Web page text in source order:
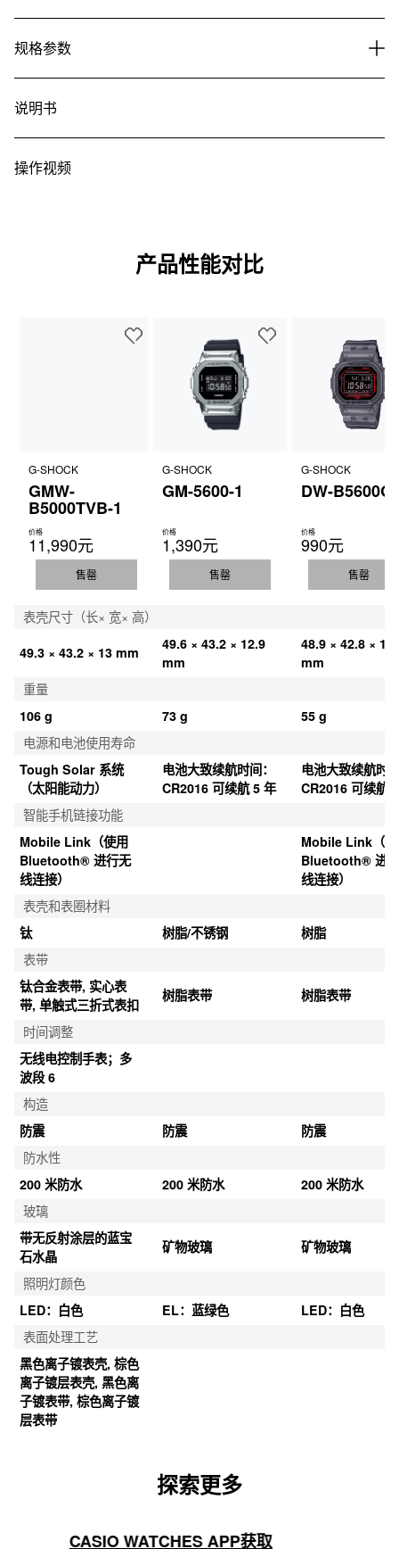
规格参数
说明书
操作视频
产品性能对比
G-SHOCK
GMW-
B5000TVB-1
价格
11,990元
售罄
G-SHOCK
GM-5600-1
价格
1,390元
售罄
G-SHOCK
DW-
价格
990元
售罄
表壳尺寸（长× 宽× 高）
49.3 × 43.2 × 13 mm
49.6 × 43.2 × 12.9
mm
48.9 × 42.8 ×
mm
重量
106 g
73 g
55 g
电源和电池使用寿命
Tough Solar 系统
（太阳能动力）
电池大致续航时间：
CR2016 可续航 5 年
电池大致续航时
CR2016 可续航
智能手机链接功能
Mobile Link（使用
Bluetooth® 进行无
线连接）
Mobile Link（
Bluetooth® 进
线连接）
表壳和表圈材料
钛
树脂/不锈钢
树脂
表带
钛合金表带, 实心表
带, 单触式三折式表扣
树脂表带 树脂表带
时间调整
无线电控制手表；多
波段 6
构造
防震
防震
防震
防水性
200 米防水
200 米防水
200 米防水
玻璃
带无反射涂层的蓝宝
石水晶
矿物玻璃 矿物玻璃
照明灯颜色
LED：白色
EL：蓝绿色
LED：白色
表面处理工艺
黑色离子镀表壳, 棕色
离子镀层表壳, 黑色离
子镀表带, 棕色离子镀
层表带
探索更多
CASIO WATCHES APP获取